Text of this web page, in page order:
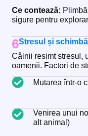
Ce contează:
sigure pentru
6Stresul și
Câinii resimt stresul,
oamenii. Factori de
Mutarea într-o
Venirea unui
alt animal)